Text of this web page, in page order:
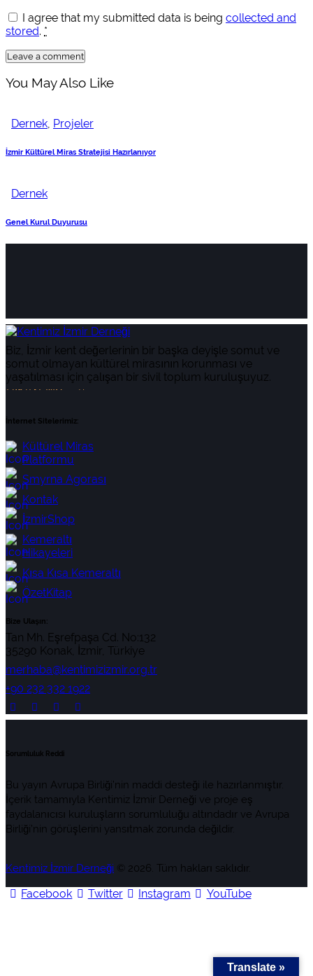
I agree that my submitted data is being collected and
stored. *
You May Also Like
Dernek, Projeler
İzmir Kültürel Miras Stratejisi Hazırlanıyor
Dernek
Genel Kurul Duyurusu
Biz, İzmir kent değerlerinin bir başka deyişle somut ve
somut olmayan kültürel mirasının korunması ve
yaşatılması için çalışan bir sivil toplum kuruluşuyuz.
HIKAYEMIZ
İnternet Sitelerimiz:
Kültürel Miras
Platformu
Smyrna Agorası
Kontak
İzmirShop
Kemeraltı
Hikayeleri
Kısa Kısa Kemeraltı
ÖzetKitap
Bize Ulaşın:
Tan Mh. Eşrefpaşa Cd. No:132
35290 Konak, İzmir, Türkiye
merhaba@kentimizizmir.org.tr
+90 232 332 1922
Sorumluluk Reddi
Bu yayın Avrupa Birliği’nin maddi desteği ile hazırlanmıştır.
İçerik tamamıyla Kentimiz İzmir Derneği ve proje eş
faydalanıcısı kuruluşların sorumluluğu altındadır ve Avrupa
Birliği’nin görüşlerini yansıtmak zorunda değildir.
Kentimiz İzmir Derneği © 2026. Tüm hakları saklıdır.
Translate »
Facebook Twitter Instagram YouTube